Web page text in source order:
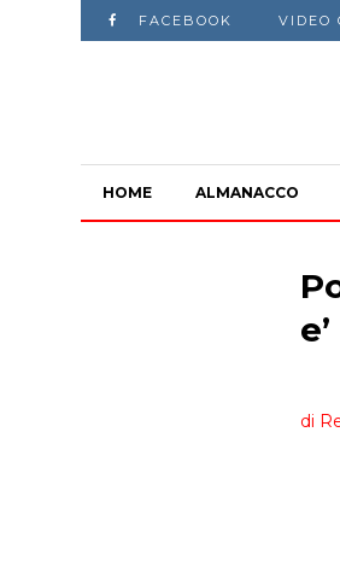
FACEBOOK VIDEO
HOME ALMANACCO
di